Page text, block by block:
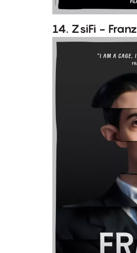
14. ZsiFi - Franz